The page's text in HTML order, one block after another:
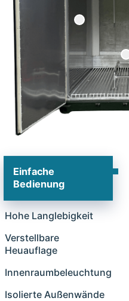
Einfache
Bedienung
Hohe Langlebigkeit
Verstellbare
Heuauflage
Innenraumbeleuchtung
Isolierte Außenwände